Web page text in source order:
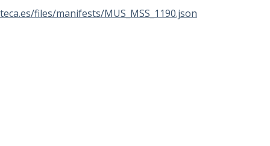
files/manifests/MUS_MSS_1190.json